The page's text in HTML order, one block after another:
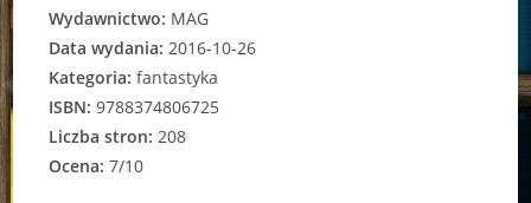
Wydawnictwo: MAG
Data wydania: 2016-10-26
Kategoria: fantastyka
ISBN: 9788374806725
Liczba stron: 208
Ocena: 7/10